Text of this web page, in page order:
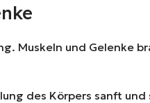
Muskeln und Gelenke
des Körpers sanft